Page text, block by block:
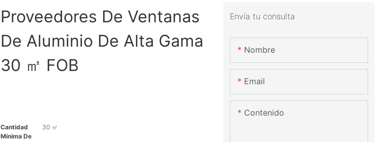
Proveedores De Ventanas
De Aluminio De Alta Gama
30 ㎡ FOB
Cantidad
Mínima De
30 ㎡
Envía tu consulta
Nombre
Email
Contenido